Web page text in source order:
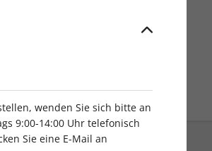
wenden Sie sich bitte an
9:00-14:00 Uhr telefonisch
Sie eine E-Mail an